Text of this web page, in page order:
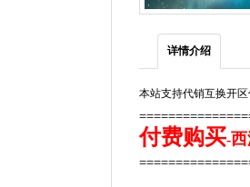
详情介绍
本站支持代销互换开
付费购买-